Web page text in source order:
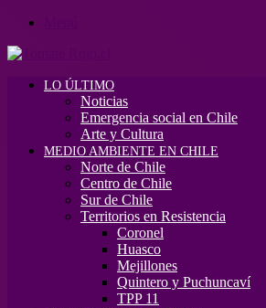
LO ÚLTIMO
Noticias
Emergencia social en Chile
Arte y Cultura
MEDIO AMBIENTE EN CHILE
Norte de Chile
Centro de Chile
Sur de Chile
Territorios en Resistencia
Coronel
Huasco
Mejillones
Quintero y Puchuncaví
TPP 11